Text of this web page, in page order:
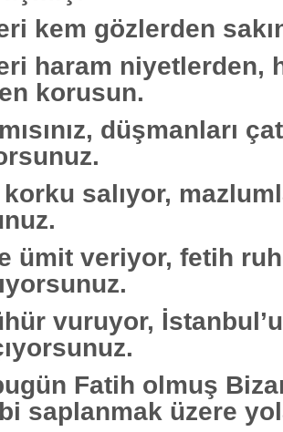
kem gözlerden
haram niyetlerden,
korusun.
düşmanları
salıyor,
ümit veriyor, fetih
vuruyor,
Fatih olmuş
saplanmak üzere